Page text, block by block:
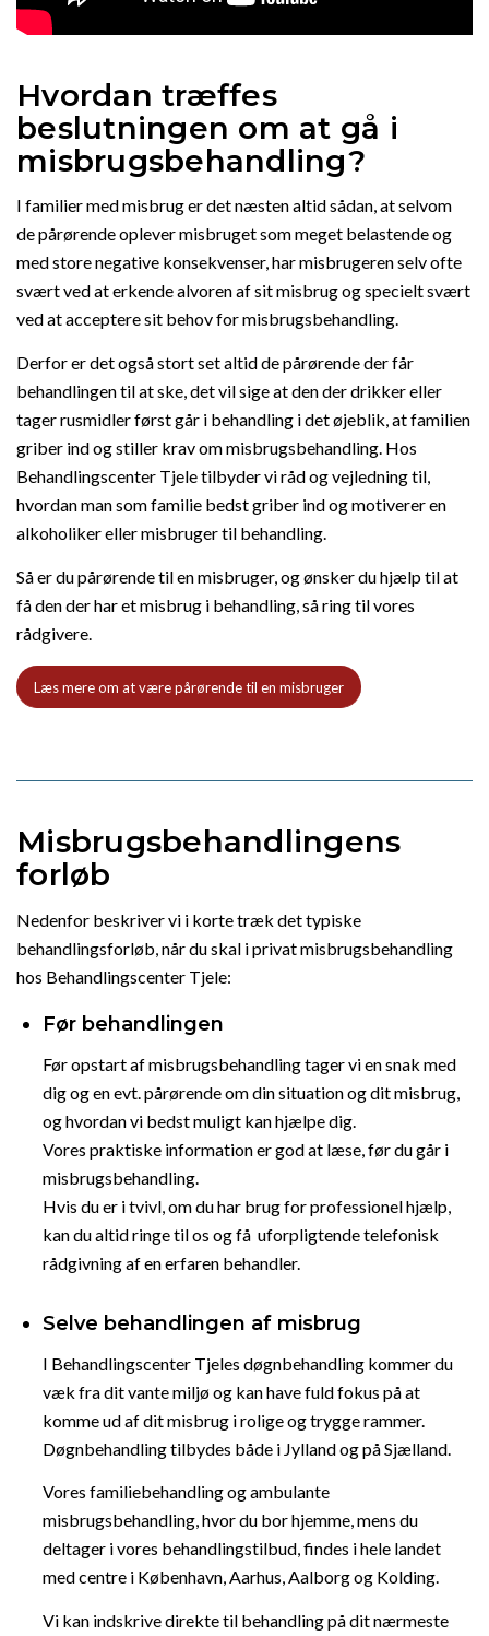
Hvordan træffes
beslutningen om at gå i
misbrugsbehandling?
I familier med misbrug er det næsten altid sådan, at selvom
de pårørende oplever misbruget som meget belastende og
med store negative konsekvenser, har misbrugeren selv ofte
svært ved at erkende alvoren af sit misbrug og specielt svært
ved at acceptere sit behov for misbrugsbehandling.
Derfor er det også stort set altid de pårørende der får
behandlingen til at ske, det vil sige at den der drikker eller
tager rusmidler først går i behandling i det øjeblik, at familien
griber ind og stiller krav om misbrugsbehandling. Hos
Behandlingscenter Tjele tilbyder vi råd og vejledning til,
hvordan man som familie bedst griber ind og motiverer en
alkoholiker eller misbruger til behandling.
Så er du pårørende til en misbruger, og ønsker du hjælp til at
få den der har et misbrug i behandling, så ring til vores
rådgivere.
Læs mere om at være pårørende til en misbruger
Misbrugsbehandlingens
forløb
Nedenfor beskriver vi i korte træk det typiske
behandlingsforløb, når du skal i privat misbrugsbehandling
hos Behandlingscenter Tjele:
Før behandlingen
Før opstart af misbrugsbehandling tager vi en snak med
dig og en evt. pårørende om din situation og dit misbrug,
og hvordan vi bedst muligt kan hjælpe dig.
Vores praktiske information er god at læse, før du går i
misbrugsbehandling.
Hvis du er i tvivl, om du har brug for professionel hjælp,
kan du altid ringe til os og få uforpligtende telefonisk
rådgivning af en erfaren behandler.
Selve behandlingen af misbrug
I Behandlingscenter Tjeles døgnbehandling kommer du
væk fra dit vante miljø og kan have fuld fokus på at
komme ud af dit misbrug i rolige og trygge rammer.
Døgnbehandling tilbydes både i Jylland og på Sjælland.
Vores familiebehandling og ambulante
misbrugsbehandling, hvor du bor hjemme, mens du
deltager i vores behandlingstilbud, findes i hele landet
med centre i København, Aarhus, Aalborg og Kolding.
Vi kan indskrive direkte til behandling på dit nærmeste